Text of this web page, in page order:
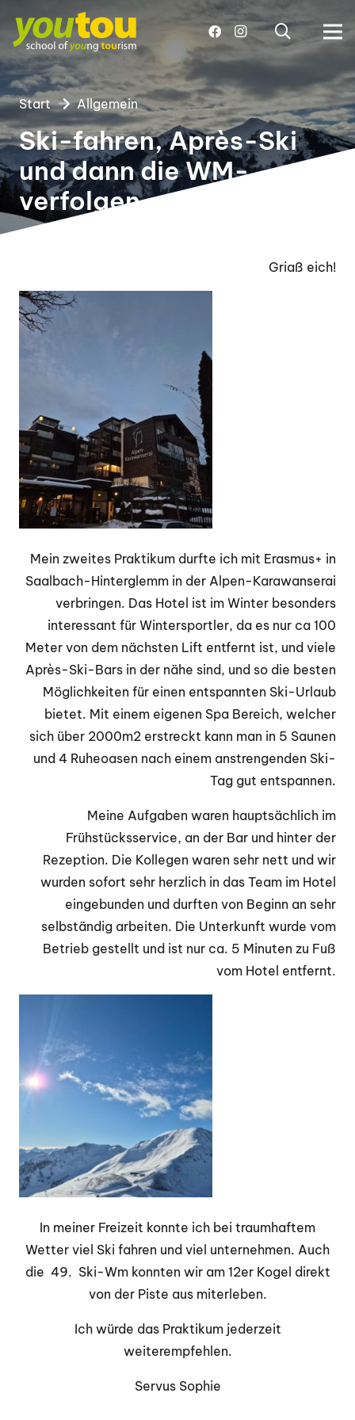
Start Allgemein
Ski-fahren, Après-Ski
und dann die WM-
verfolgen
Griaß eich!
Mein zweites Praktikum durfte ich mit Erasmus+ in
Saalbach-Hinterglemm in der Alpen-Karawanserai
verbringen. Das Hotel ist im Winter besonders
interessant für Wintersportler, da es nur ca 100
Meter von dem nächsten Lift entfernt ist, und viele
Après-Ski-Bars in der nähe sind, und so die besten
Möglichkeiten für einen entspannten Ski-Urlaub
bietet. Mit einem eigenen Spa Bereich, welcher
sich über 2000m2 erstreckt kann man in 5 Saunen
und 4 Ruheoasen nach einem anstrengenden Ski-
Tag gut entspannen.
Meine Aufgaben waren hauptsächlich im
Frühstücksservice, an der Bar und hinter der
Rezeption. Die Kollegen waren sehr nett und wir
wurden sofort sehr herzlich in das Team im Hotel
eingebunden und durften von Beginn an sehr
selbständig arbeiten. Die Unterkunft wurde vom
Betrieb gestellt und ist nur ca. 5 Minuten zu Fuß
vom Hotel entfernt.
In meiner Freizeit konnte ich bei traumhaftem
Wetter viel Ski fahren und viel unternehmen. Auch
die 49. Ski-Wm konnten wir am 12er Kogel direkt
von der Piste aus miterleben.
Ich würde das Praktikum jederzeit
weiterempfehlen.
Servus Sophie